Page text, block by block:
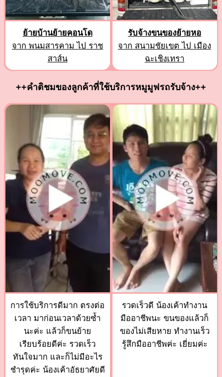
ย้ายบ้านย้ายคอนโด
จาก พนมสารคาม ไป ราช
สาส์น
รับจ้างขนของย้ายหอ
จาก สนามชัยเขต ไป เมือง
ฉะเชิงเทรา
++คำติชมของลูกค้าที่ใช้บริการหมูมูฟรถรับจ้าง++
การใช้บริการดีมาก ตรงต่อ
เวลา มาก่อนเวลาด้วยซ้ำ
นะค่ะ แล้วก็ขนย้าย
เรียบร้อยดีค่ะ รวดเร็ว
ทันใจมาก และก็ไม่มีอะไร
ชำรุดค่ะ น้องเค้าอัธยาศัยดี
รวดเร็วดี น้องเค้าทำงาน
มืออาชีพนะ ขนของแล้วก็
ของไม่เสียหาย ทำงานเร็ว
รู้สึกมืออาชีพค่ะ เยี่ยมค่ะ